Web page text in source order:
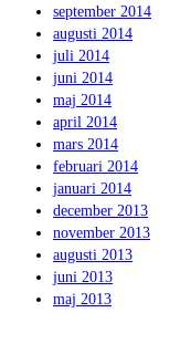
september 2014
augusti 2014
juli 2014
juni 2014
maj 2014
april 2014
mars 2014
februari 2014
januari 2014
december 2013
november 2013
augusti 2013
juni 2013
maj 2013